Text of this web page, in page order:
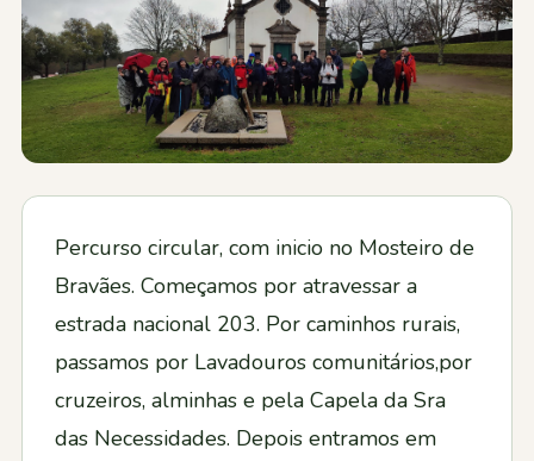
Percurso circular, com inicio no Mosteiro de
Bravães. Começamos por atravessar a
estrada nacional 203. Por caminhos rurais,
passamos por Lavadouros comunitários,por
cruzeiros, alminhas e pela Capela da Sra
das Necessidades. Depois entramos em